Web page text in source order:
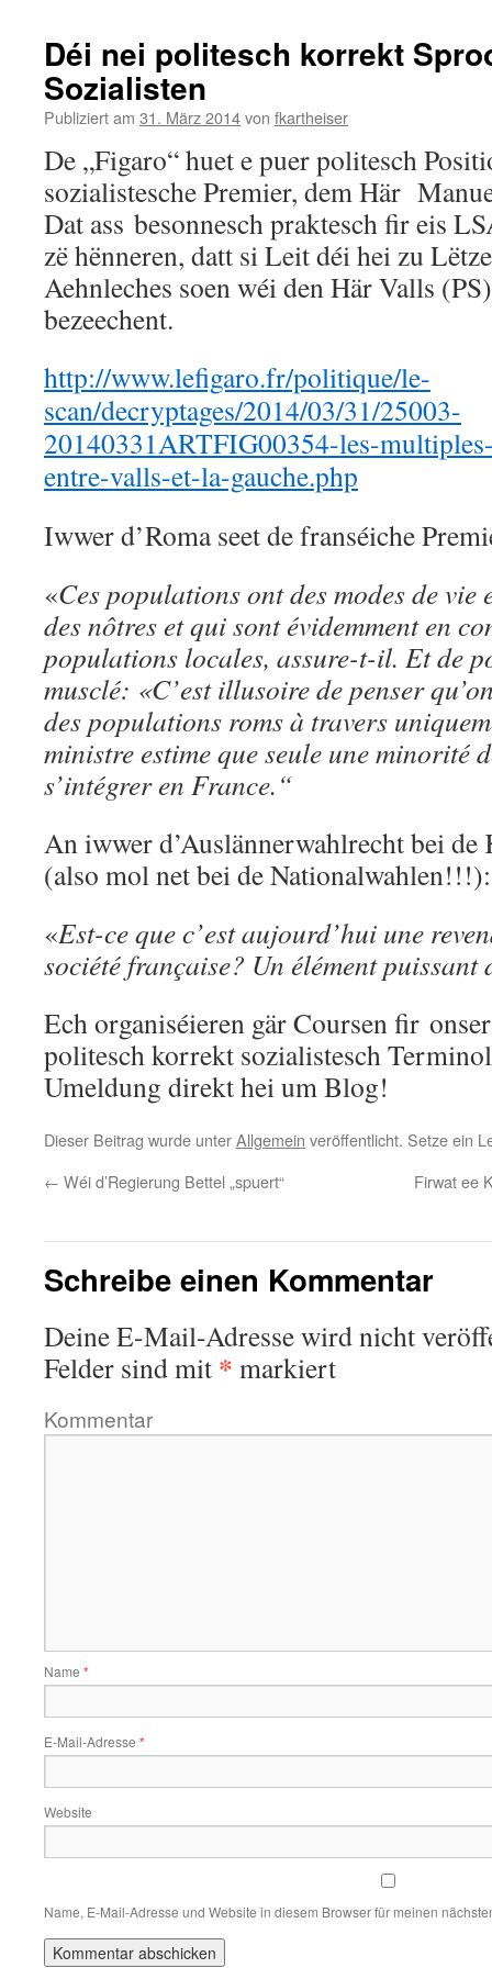
Déi nei politesch korrekt
Sozialisten
Publiziert am 31. März 2014von fkartheiser
De „Figaro“ huet e puer politesch
sozialistesche Premier, dem Här
Dat ass besonnesch praktesch fir eis
zë hënneren, datt si Leit déi hei zu
Aehnleches soen wéi den Här Valls
bezeechent.
http://www.lefigaro.fr/politique/le-
scan/decryptages/2014/03/31/25003-
20140331ARTFIG00354-les-
entre-valls-et-la-gauche.php
Iwwer d’Roma seet de franséiche
«Ces populations ont des modes de vie
des nôtres et qui sont évidemment en
populations locales, assure-t-il. Et de
musclé: «C’est illusoire de penser
des populations roms à travers
ministre estime que seule une minorité
s’intégrer en France.“
An iwwer d’Auslännerwahlrecht bei de
(also mol net bei de Nationalwahlen!!!):
«Est-ce que c’est aujourd’hui une
société française? Un élément
Ech organiséieren gär Coursen fir
politesch korrekt sozialistesch
Umeldung direkt hei um Blog!
Dieser Beitrag wurde unterAllgemein veröffentlicht. Setze ein
← Wéi d’Regierung Bettel „spuert“ Firwat ee
Schreibe einen Kommentar
Deine E-Mail-Adresse wird nicht
Felder sind mit * markiert
Kommentar
Name *
E-Mail-Adresse *
Website
Name, E-Mail-Adresse und Website in diesem Browser für meinen